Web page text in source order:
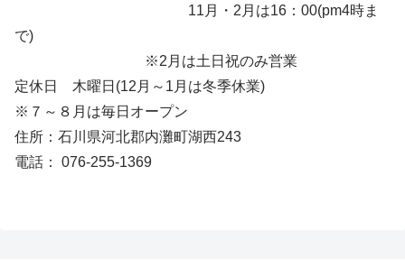
11月・2月は16：00(pm4時ま
で)
※2月は土日祝のみ営業
定休日 木曜日(12月～1月は冬季休業)
※７～８月は毎日オープン
住所：石川県河北郡内灘町湖西243
電話： 076-255-1369